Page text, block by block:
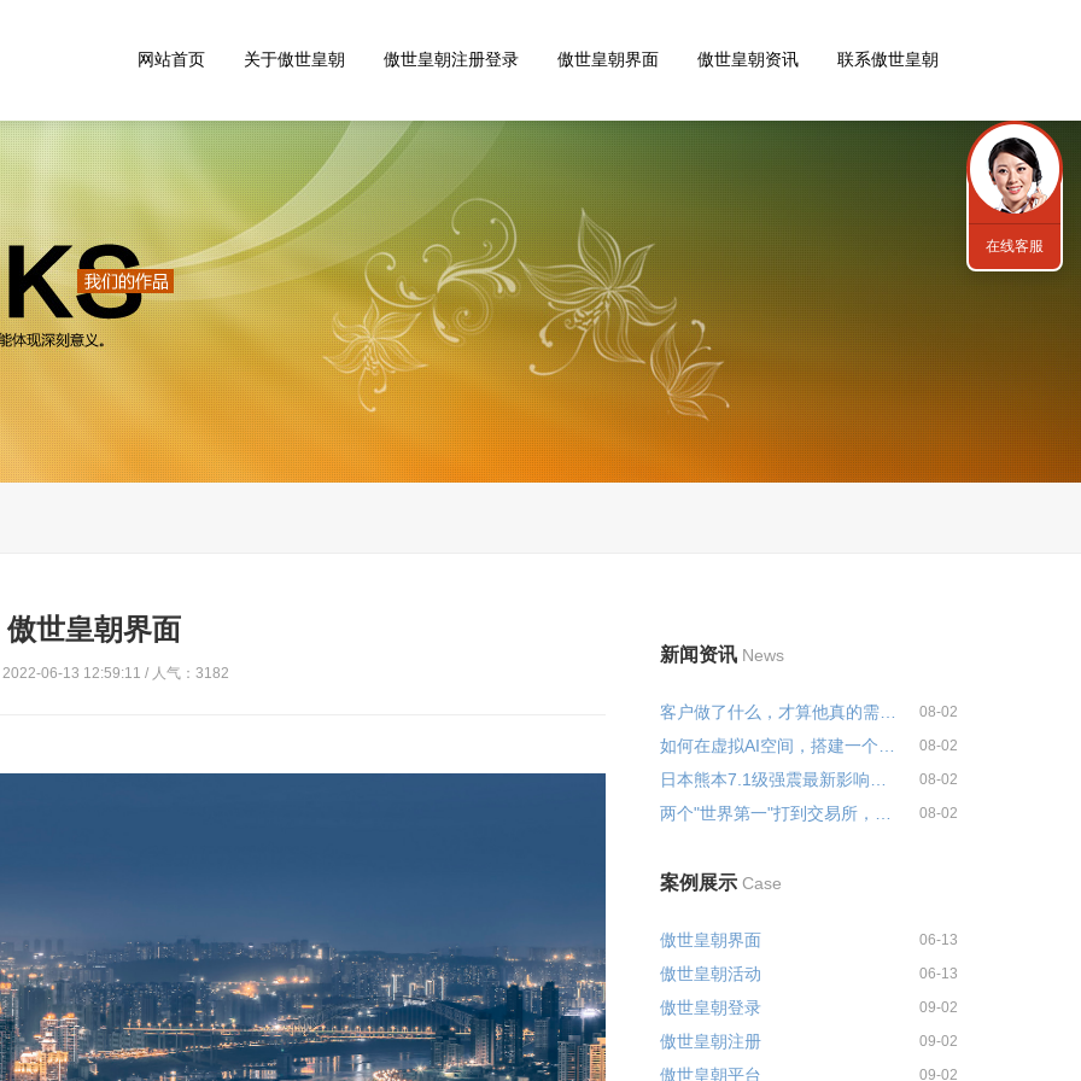
网站首页 关于傲世皇朝 傲世皇朝注册登录 傲世皇朝界面 傲世皇朝资讯 联系傲世皇朝
傲世皇朝界面
06-13 12:59:11 / 人气：3182
新闻资讯 News
客户做了什么，才算他真的需要你... 08-02
08-02
08-02
08-02
案例展示 Case
傲世皇朝界面 06-13
傲世皇朝活动 06-13
傲世皇朝登录 09-02
傲世皇朝注册 09-02
傲世皇朝平台 09-02
在线客服